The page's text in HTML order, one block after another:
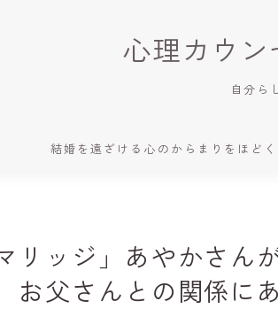
心理カウ
自分ら
結婚を遠ざける心のからまりをほど
リッジ」あやかさん
お父さんとの関係に